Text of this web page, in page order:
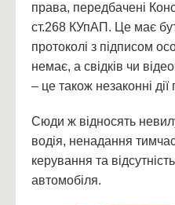
права, передбачені
ст.268 КУпАП. Це має
протоколі з підписом
немає, а свідків чи
– це також незаконні дії
Сюди ж відносять
водія, ненадання
керування та
автомобіля.